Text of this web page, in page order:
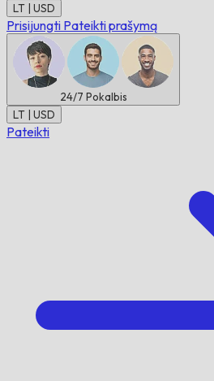
LT | USD
Prisijungti Pateikti prašymą
24/7 Pokalbis
LT | USD
Pateikti